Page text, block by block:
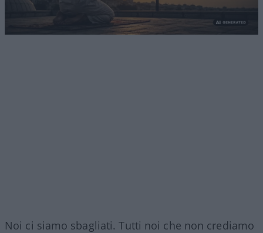
Noi ci siamo sbagliati. Tutti noi che non crediamo